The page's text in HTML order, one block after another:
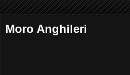
Moro Anghileri